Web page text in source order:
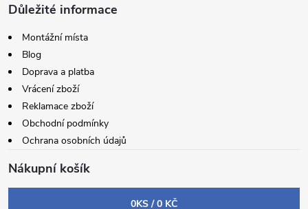
Důležité informace
Montážní místa
Blog
Doprava a platba
Vrácení zboží
Reklamace zboží
Obchodní podmínky
Ochrana osobních údajů
Nákupní košík
0KS /0 KČ